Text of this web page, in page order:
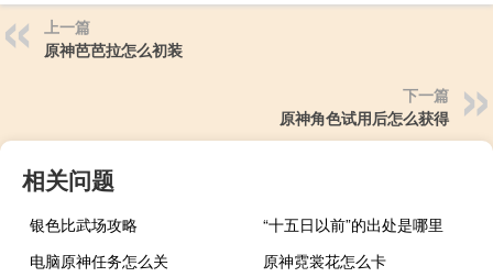
上一篇
原神芭芭拉怎么初装
下一篇
原神角色试用后怎么获得
相关问题
银色比武场攻略
“十五日以前”的出处是哪里
电脑原神任务怎么关
原神霓裳花怎么卡